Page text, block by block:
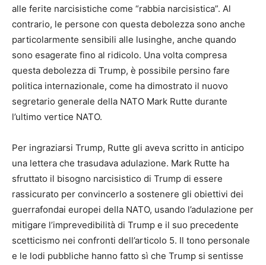
alle ferite narcisistiche come “rabbia narcisistica”. Al
contrario, le persone con questa debolezza sono anche
particolarmente sensibili alle lusinghe, anche quando
sono esagerate fino al ridicolo. Una volta compresa
questa debolezza di Trump, è possibile persino fare
politica internazionale, come ha dimostrato il nuovo
segretario generale della NATO Mark Rutte durante
l’ultimo vertice NATO.
Per ingraziarsi Trump, Rutte gli aveva scritto in anticipo
una lettera che trasudava adulazione. Mark Rutte ha
sfruttato il bisogno narcisistico di Trump di essere
rassicurato per convincerlo a sostenere gli obiettivi dei
guerrafondai europei della NATO, usando l’adulazione per
mitigare l’imprevedibilità di Trump e il suo precedente
scetticismo nei confronti dell’articolo 5. Il tono personale
e le lodi pubbliche hanno fatto sì che Trump si sentisse